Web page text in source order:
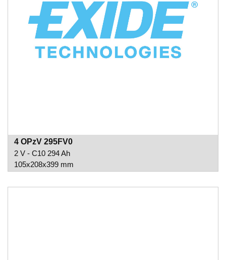
4 OPzV 295FV0
2 V - C10 294 Ah
105x208x399 mm